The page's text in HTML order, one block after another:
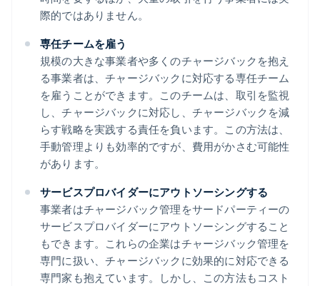
際的ではありません。
専任チームを雇う
規模の大きな事業者や多くのチャージバックを抱え
る事業者は、チャージバックに対応する専任チーム
を雇うことができます。このチームは、取引を監視
し、チャージバックに対応し、チャージバックを減
らす戦略を実践する責任を負います。この方法は、
手動管理よりも効率的ですが、費用がかさむ可能性
があります。
サービスプロバイダーにアウトソーシングする
事業者はチャージバック管理をサードパーティーの
サービスプロバイダーにアウトソーシングすること
もできます。これらの企業はチャージバック管理を
専門に扱い、チャージバックに効果的に対応できる
専門家も抱えています。しかし、この方法もコスト